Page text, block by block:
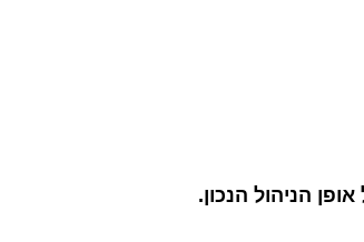
הניהול הנכון.